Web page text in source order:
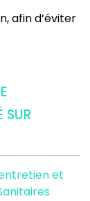
afin d’éviter
SUR
et